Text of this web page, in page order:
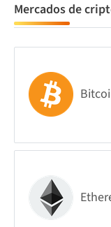
Mercados de